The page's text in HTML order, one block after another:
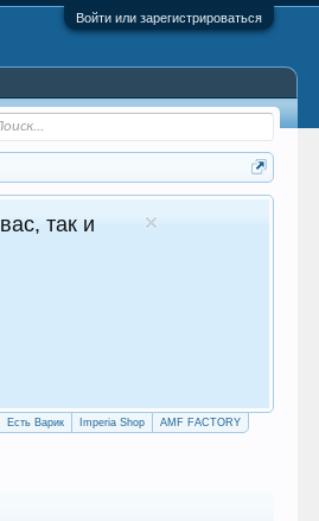
Войти или зарегистрироваться
продаж
7
Есть Варик Imperia Shop AMF FACTORY